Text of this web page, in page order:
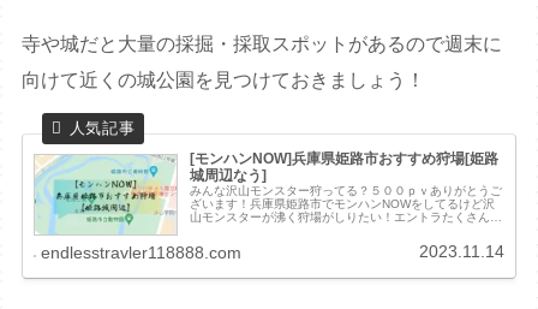
寺や城だと大量の採掘・採取スポットがあるので週末に
向けて近くの城公園を見つけておきましょう！
[モンハンNOW]兵庫県姫路市おすすめ狩場[姫路
城周辺なう]
みんな沢山モンスター狩ってる？５００ｐｖありがとうご
ざいます！兵庫県姫路市でモンハンNOWをしてるけど沢
山モンスターが沸く狩場がしりたい！エントラたくさん狩
endlesstravler118888.com 2023.11.14